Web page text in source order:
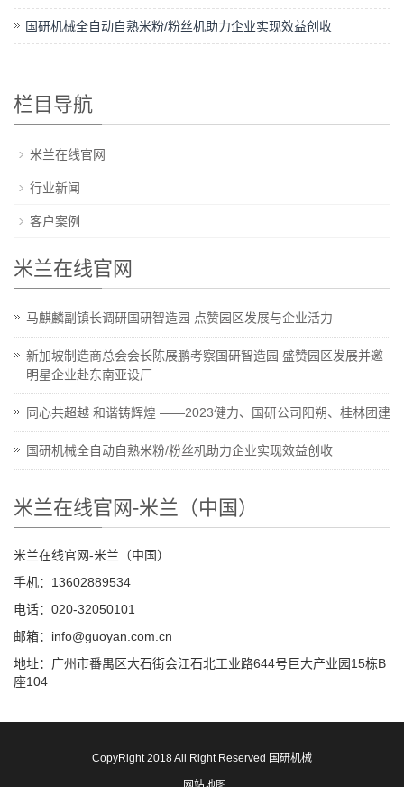
国研机械全自动自熟米粉/粉丝机助力企业实现效益创收
栏目导航
米兰在线官网
行业新闻
客户案例
米兰在线官网
马麒麟副镇长调研国研智造园 点赞园区发展与企业活力
新加坡制造商总会会长陈展鹏考察国研智造园 盛赞园区发展并邀
明星企业赴东南亚设厂
同心共超越 和谐铸辉煌 ——2023健力、国研公司阳朔、桂林团建
国研机械全自动自熟米粉/粉丝机助力企业实现效益创收
米兰在线官网-米兰（中国）
米兰在线官网-米兰（中国）
手机：13602889534
电话：020-32050101
邮箱：info@guoyan.com.cn
地址：广州市番禺区大石街会江石北工业路644号巨大产业园15栋B
座104
CopyRight 2018 All Right Reserved 国研机械